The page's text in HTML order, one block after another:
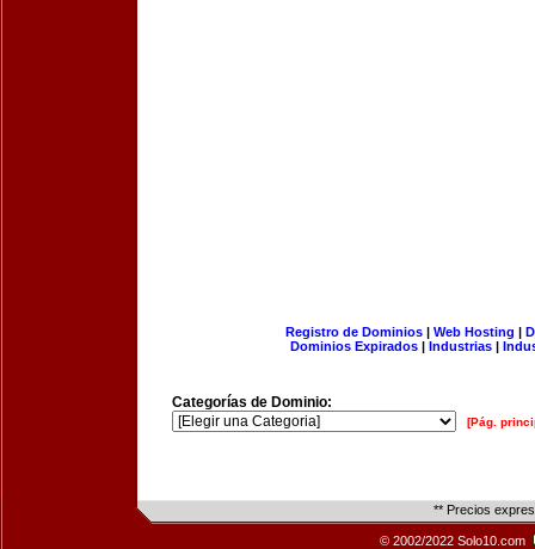
Registro de Dominios| Web Hosting |
Dominios Expirados | Industrias |
Categorías de Dominio:
[Pág.
** Precios
© 2002/2022 Solo10.com